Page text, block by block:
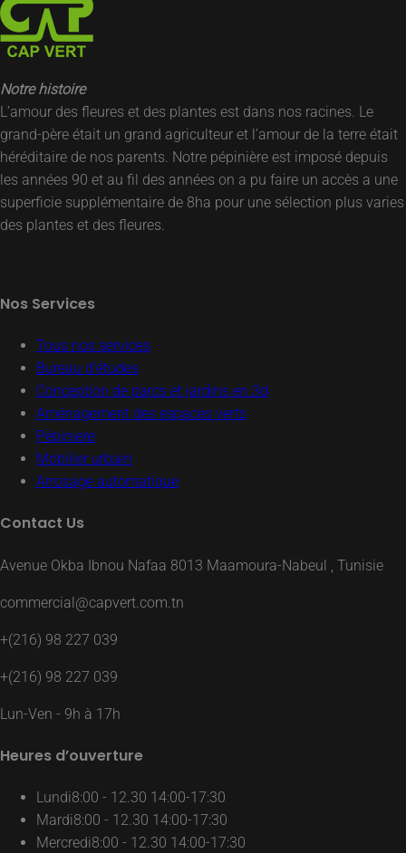
Notre histoire
L’amour des fleures et des plantes est dans nos racines. Le
grand-père était un grand agriculteur et l’amour de la terre était
héréditaire de nos parents. Notre pépinière est imposé depuis
les années 90 et au fil des années on a pu faire un accès a une
superficie supplémentaire de 8ha pour une sélection plus varies
des plantes et des fleures.
Nos Services
Tous nos services
Bureau d’études
Conception de parcs et jardins en 3d
Aménagement des espaces verts
Pépiniere
Mobilier urbain
Arrosage automatique
Contact Us
Avenue Okba Ibnou Nafaa 8013 Maamoura-Nabeul , Tunisie
commercial@capvert.com.tn
+(216) 98 227 039
+(216) 98 227 039
Lun-Ven - 9h à 17h
Heures d’ouverture
Lundi8:00 - 12.30 14:00-17:30
Mardi8:00 - 12.30 14:00-17:30
Mercredi8:00 - 12.30 14:00-17:30